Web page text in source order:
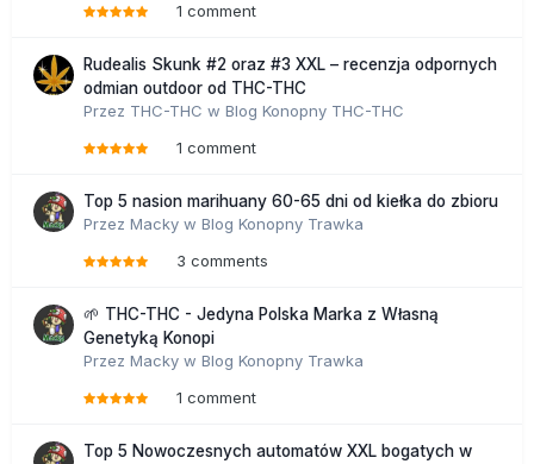
1 comment
Rudealis Skunk #2 oraz #3 XXL – recenzja odpornych
odmian outdoor od THC-THC
Przez THC-THC w Blog Konopny THC-THC
1 comment
Top 5 nasion marihuany 60-65 dni od kiełka do zbioru
Przez Macky w Blog Konopny Trawka
3 comments
🌱 THC-THC - Jedyna Polska Marka z Własną
Genetyką Konopi
Przez Macky w Blog Konopny Trawka
1 comment
Top 5 Nowoczesnych automatów XXL bogatych w